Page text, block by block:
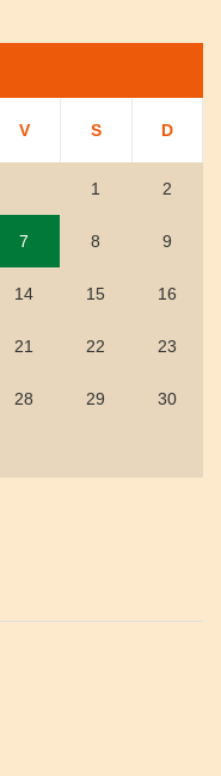
V S D
1 2
7 8 9
14 15 16
21 22 23
28 29 30